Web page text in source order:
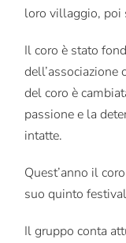
loro villaggio, poi
Il coro è stato
del coro è
passione e la
intatte.
Quest’anno il
suo quinto
Il gruppo conta